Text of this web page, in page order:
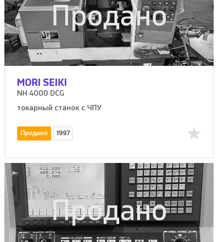
Продано
MORI SEIKI
NH 4000 DCG
токарный станок с ЧПУ
Продано 1997
Продано